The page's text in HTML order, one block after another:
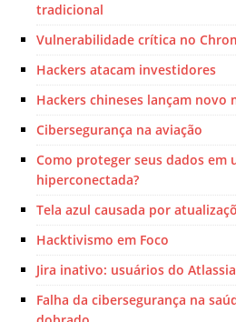
tradicional
Vulnerabilidade crítica no
Hackers atacam investidores
Hackers chineses lançam novo
Cibersegurança na aviação
Como proteger seus dados em
hiperconectada?
Tela azul causada ​​por
Hacktivismo em Foco
Jira inativo: usuários do
Falha da cibersegurança na